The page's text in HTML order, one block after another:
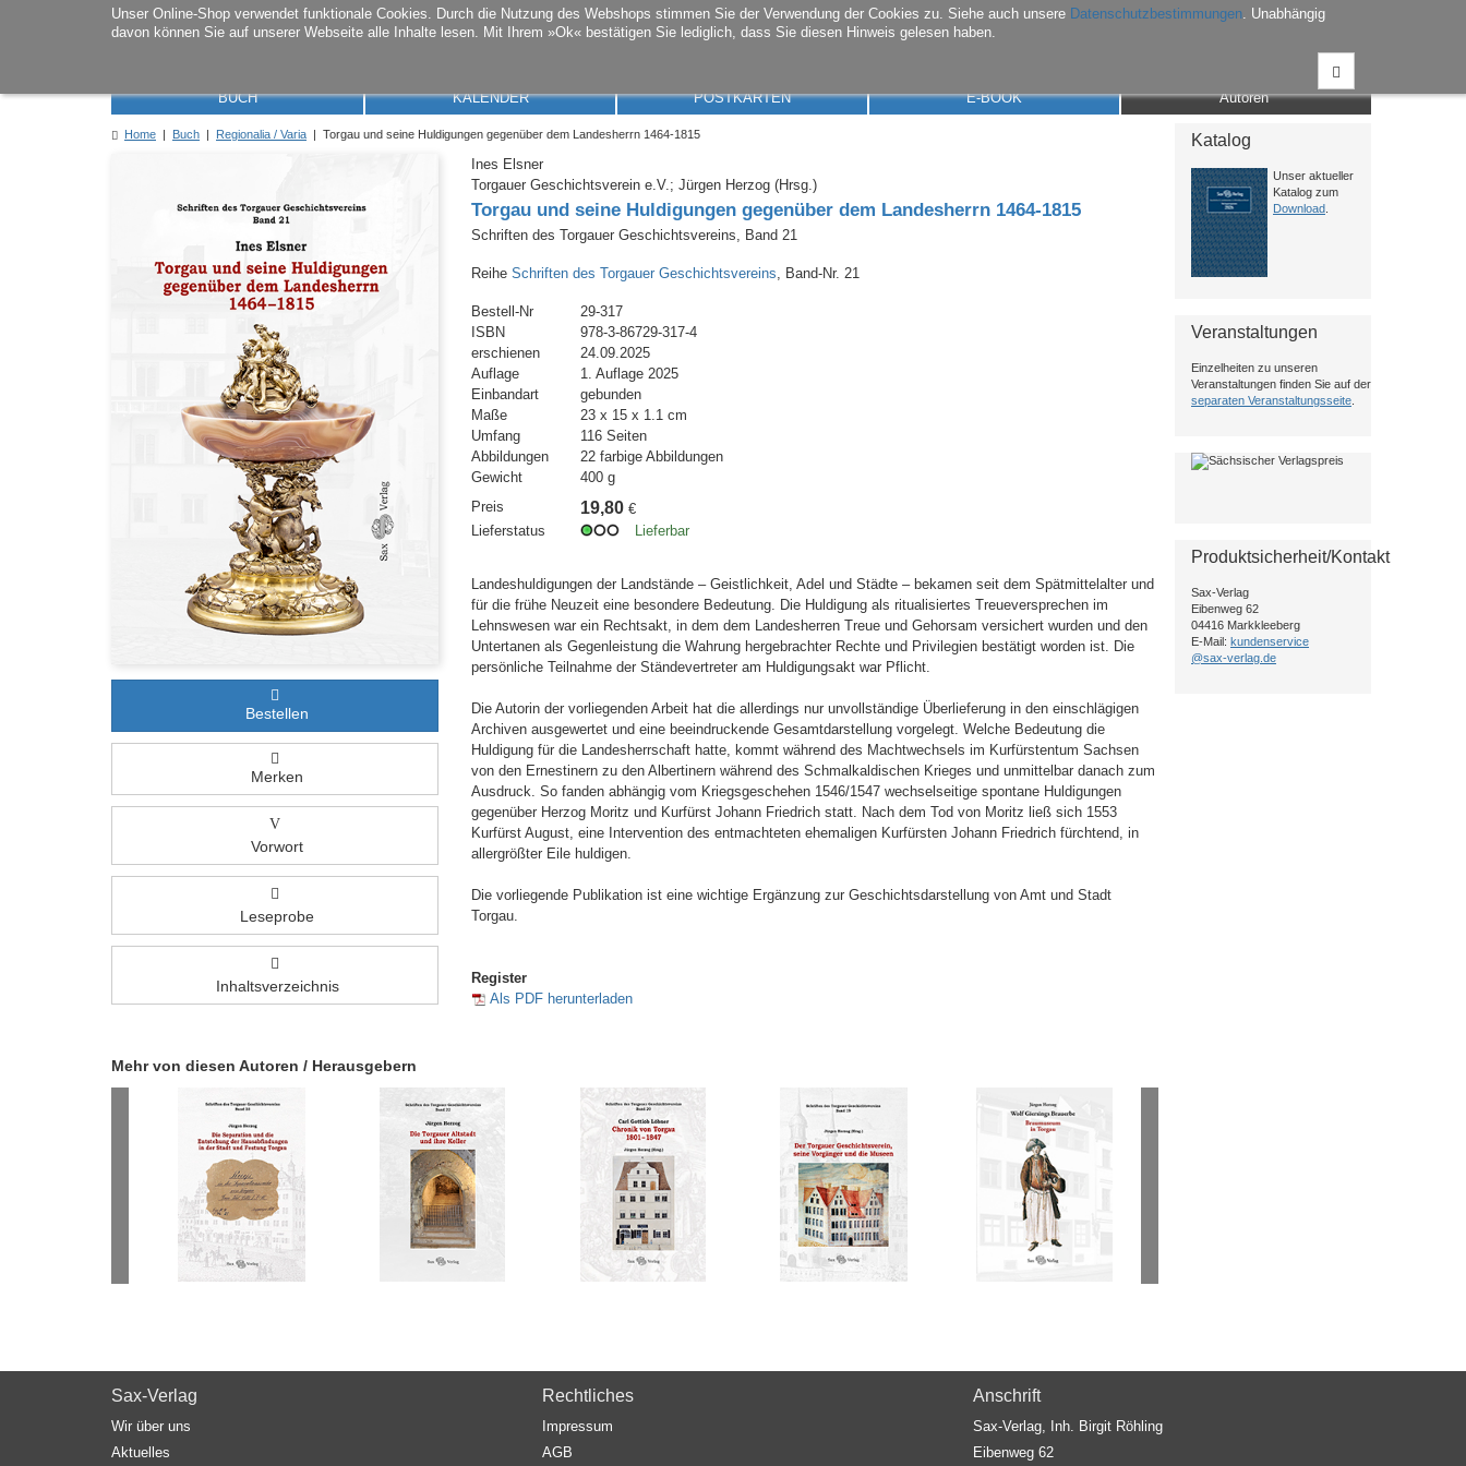
Unser Online-Shop verwendet funktionale Cookies. Durch die Nutzung des Webshops stimmen Sie der Verwendung der Cookies zu. Siehe auch unsere Datenschutzbestimmungen. Unabhängig
davon können Sie auf unserer Webseite alle Inhalte lesen. Mit Ihrem »Ok« bestätigen Sie lediglich, dass Sie diesen Hinweis gelesen haben.
BUCH KALENDER POSTKARTEN E-BOOK Autoren
Home | Buch | Regionalia / Varia | Torgau und seine Huldigungen gegenüber dem Landesherrn 1464-1815
Bestellen
Merken
V
Vorwort

Leseprobe

Inhaltsverzeichnis
Ines Elsner
Torgauer Geschichtsverein e.V.; Jürgen Herzog (Hrsg.)
Torgau und seine Huldigungen gegenüber dem Landesherrn 1464-1815
Schriften des Torgauer Geschichtsvereins, Band 21
Reihe Schriften des Torgauer Geschichtsvereins, Band-Nr. 21
Bestell-Nr
29-317
ISBN
978-3-86729-317-4
erschienen
24.09.2025
Auflage
1. Auflage 2025
Einbandart
gebunden
Maße
23 x 15 x 1.1 cm
Umfang
116 Seiten
Abbildungen
22 farbige Abbildungen
Gewicht
400 g
Preis
19,80 €
Lieferstatus
Lieferbar
Landeshuldigungen der Landstände – Geistlichkeit, Adel und Städte – bekamen seit dem Spätmittelalter und
für die frühe Neuzeit eine besondere Bedeutung. Die Huldigung als ritualisiertes Treueversprechen im
Lehnswesen war ein Rechtsakt, in dem dem Landesherren Treue und Gehorsam versichert wurden und den
Untertanen als Gegenleistung die Wahrung hergebrachter Rechte und Privilegien bestätigt worden ist. Die
persönliche Teilnahme der Ständevertreter am Huldigungsakt war Pflicht.
Die Autorin der vorliegenden Arbeit hat die allerdings nur unvollständige Überlieferung in den einschlägigen
Archiven ausgewertet und eine beeindruckende Gesamtdarstellung vorgelegt. Welche Bedeutung die
Huldigung für die Landesherrschaft hatte, kommt während des Machtwechsels im Kurfürstentum Sachsen
von den Ernestinern zu den Albertinern während des Schmalkaldischen Krieges und unmittelbar danach zum
Ausdruck. So fanden abhängig vom Kriegsgeschehen 1546/1547 wechselseitige spontane Huldigungen
gegenüber Herzog Moritz und Kurfürst Johann Friedrich statt. Nach dem Tod von Moritz ließ sich 1553
Kurfürst August, eine Intervention des entmachteten ehemaligen Kurfürsten Johann Friedrich fürchtend, in
allergrößter Eile huldigen.
Die vorliegende Publikation ist eine wichtige Ergänzung zur Geschichtsdarstellung von Amt und Stadt
Torgau.
Register
Als PDF herunterladen
Mehr von diesen Autoren / Herausgebern
Katalog
Unser aktueller
Katalog zum
Download
Veranstaltungen
Einzelheiten zu unseren
Veranstaltungen finden Sie auf der
separaten Veranstaltungsseite
Produktsicherheit/Kontakt
Sax-Verlag
Eibenweg 62
04416 Markkleeberg
E-Mail: kundenservice
@sax-verlag.de
Sax-Verlag
Wir über uns
Aktuelles
Rechtliches
Impressum
AGB
Anschrift
Sax-Verlag, Inh. Birgit Röhling
Eibenweg 62